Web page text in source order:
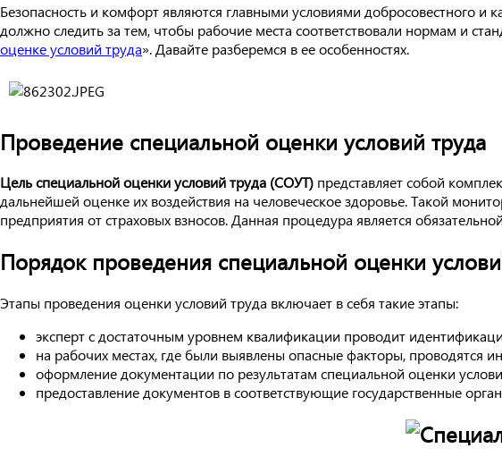
Безопасность и комфорт являются главными условиями добросовестного
должно следить за тем, чтобы рабочие места соответствовали нормам и
оценке условий труда». Давайте разберемся в ее особенностях.
Проведение специальной оценки условий труда
Цель специальной оценки условий труда (СОУТ) представляет собой
дальнейшей оценке их воздействия на человеческое здоровье. Такой
предприятия от страховых взносов. Данная процедура является
Порядок проведения специальной оценки
Этапы проведения оценки условий труда включает в себя такие этапы:
эксперт с достаточным уровнем квалификации проводит
на рабочих местах, где были выявлены опасные факторы, проводятся
оформление документации по результатам специальной оценки
предоставление документов в соответствующие государственные